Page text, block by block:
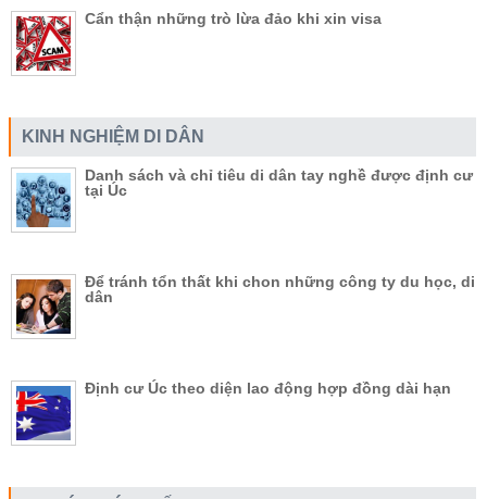
Cẩn thận những trò lừa đảo khi xin visa
KINH NGHIỆM DI DÂN
Danh sách và chỉ tiêu di dân tay nghề được định cư
tại Úc
Để tránh tổn thất khi chon những công ty du học, di
dân
Định cư Úc theo diện lao động hợp đồng dài hạn